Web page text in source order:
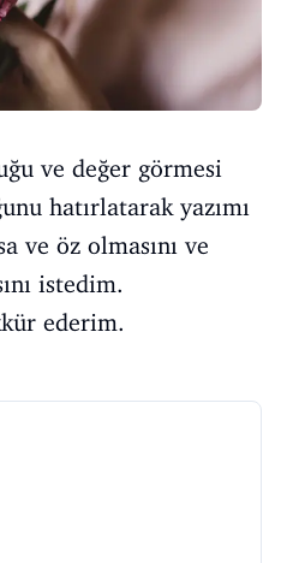
ve değer görmesi
hatırlatarak yazımı
ve öz olmasını ve
istedim.
ederim.